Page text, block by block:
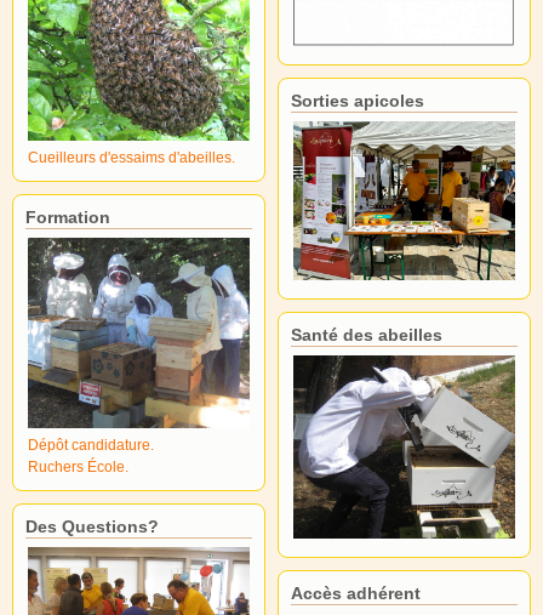
Cueilleurs d'essaims d'abeilles.
Formation
Dépôt candidature.
Ruchers École.
Des Questions?
Sorties apicoles
Santé des abeilles
Accès adhérent